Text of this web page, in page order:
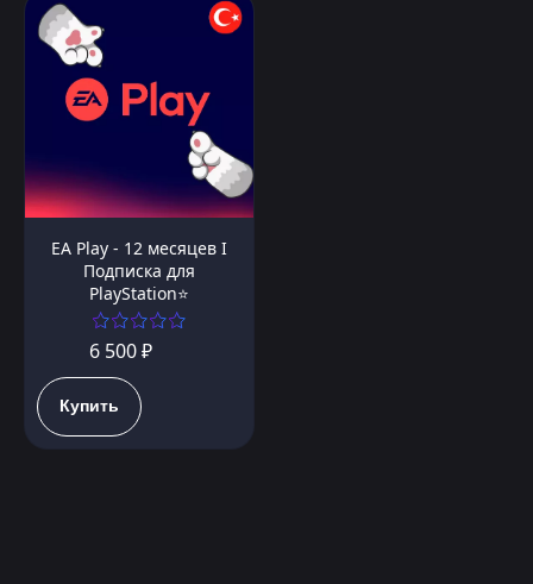
EA Play - 12 месяцев I
Подписка для
PlayStation⭐️
6 500 ₽
Купить